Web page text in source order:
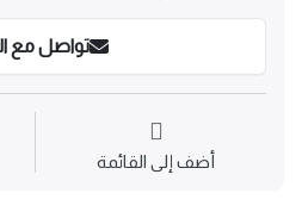
تواصل مع
أضف إلى القائمة